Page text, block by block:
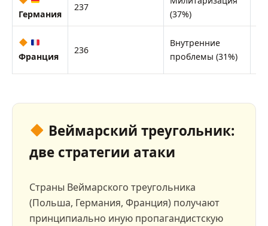
Германия
237
(37%)
Франция
236
Внутренние
проблемы (31%)
Веймарский треугольник:
две стратегии атаки
Страны Веймарского треугольника
(Польша, Германия, Франция) получают
принципиально иную пропагандистскую